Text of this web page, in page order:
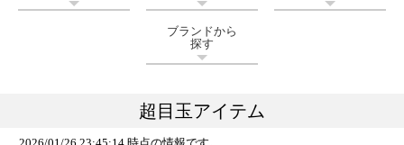
ブランドから
探す
超目玉アイテム